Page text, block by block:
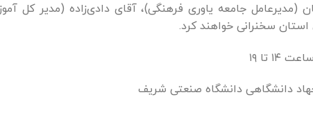
(مدیرعامل جامعه یاوری فرهنگی)، آقای دادی‌زاده (مدیر کل
استان سخنرانی خواهند کرد.
۱۴ تا ۱۹
دانشگاهی دانشگاه صنعتی شریف